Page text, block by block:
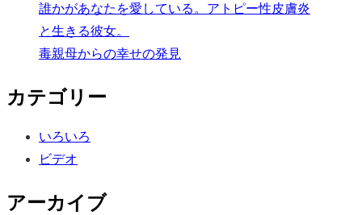
誰かがあなたを愛している。アトピー性皮膚炎
と生きる彼女。
毒親母からの幸せの発見
カテゴリー
いろいろ
ビデオ
アーカイブ